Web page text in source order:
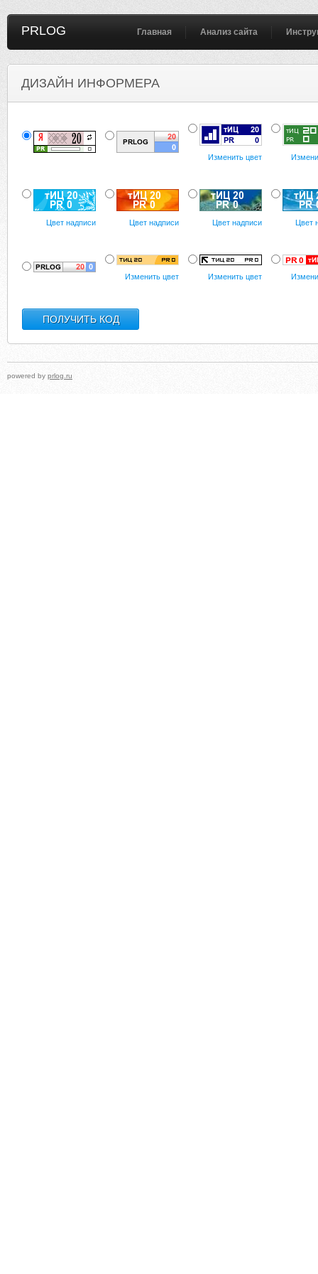
PRLOG Главная Анализ сайта
ДИЗАЙН ИНФОРМЕРА
Изменить цвет
Цвет надписи Цвет надписи Цвет надписи Цвет
Изменить цвет Изменить цвет
powered by prlog.ru